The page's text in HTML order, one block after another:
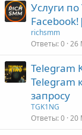
Услуги
richsmm
Ответы 0 26
Telegram
Telegram
запросу
TGK1NG
Ответы 0 20